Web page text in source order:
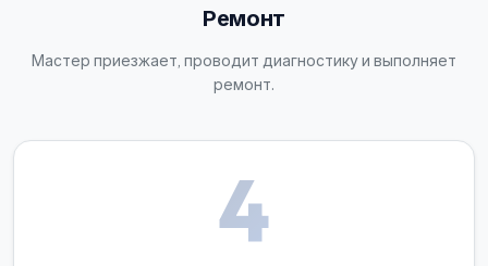
Ремонт
Мастер приезжает, проводит диагностику и выполняет
ремонт.
4